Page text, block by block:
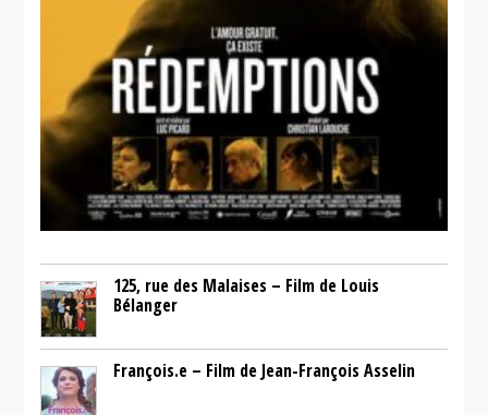
125, rue des Malaises – Film de Louis
Bélanger
François.e – Film de Jean-François Asselin